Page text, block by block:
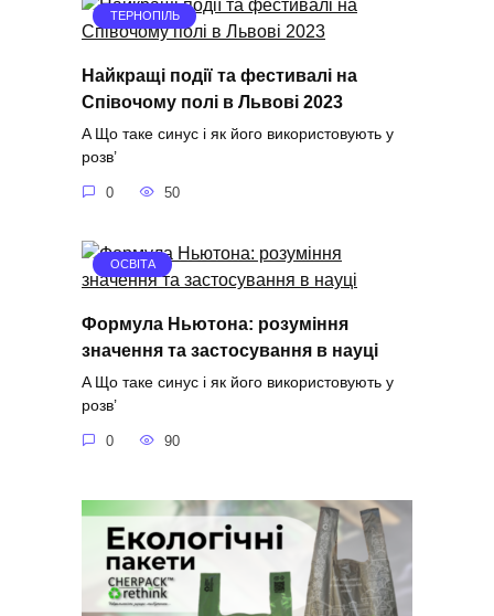
ТЕРНОПІЛЬ
Найкращі події та фестивалі на
Співочому полі в Львові 2023
A Що таке синус і як його використовують у
розв’
0 50
ОСВІТА
Формула Ньютона: розуміння
значення та застосування в науці
A Що таке синус і як його використовують у
розв’
0 90